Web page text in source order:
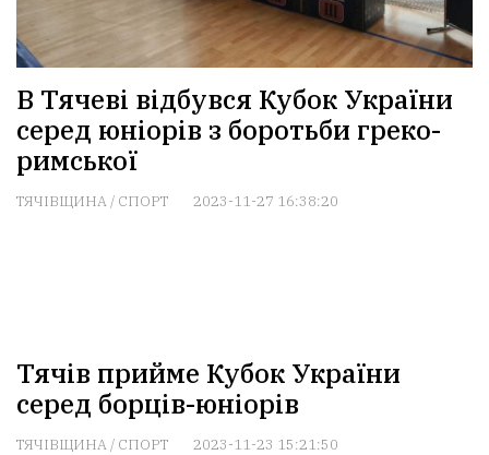
В Тячеві відбувся Кубок України
серед юніорів з боротьби греко-
римської
ТЯЧІВЩИНА/ СПОРТ 2023-11-27 16:38:20
Тячів прийме Кубок України
серед борців-юніорів
ТЯЧІВЩИНА/ СПОРТ 2023-11-23 15:21:50